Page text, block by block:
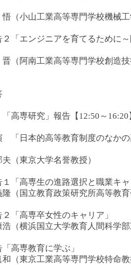
小山工業高等専門学校機械
２「エンジニアを育てるために
阿南工業高等専門学校創造技
高専研究」報告【12:50～16:20
「日本的高等教育制度のなか
（東京大学名誉教授）
１「高専生の進路選択と職業キ
（国立教育政策研究所高等教
「高専卒女性のキャリア」
（横浜国立大学教育人間科学
高専教育に学ぶ」
（東京工業高等専門学校特命